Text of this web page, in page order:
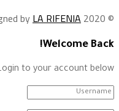
© 2020
byLA RIFENIA
Welcome Back!
to your account below